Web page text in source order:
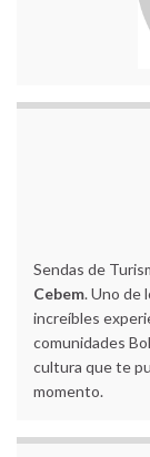
Sendas de
Cebem. Uno de
increíbles
comunidades
cultura que te
momento.